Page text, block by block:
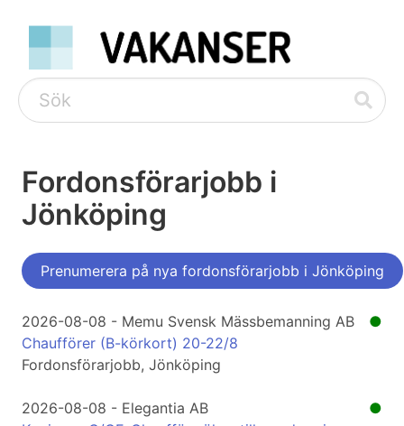
Fordonsförarjobb i
Jönköping
Prenumerera på nya fordonsförarjobb i Jönköping
●
2026-08-08 - Memu Svensk Mässbemanning AB
Chaufförer (B-körkort) 20-22/8
Fordonsförarjobb, Jönköping
●
2026-08-08 - Elegantia AB